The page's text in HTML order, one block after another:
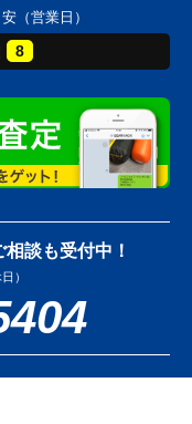
（営業日）
8
談も受付中！
）